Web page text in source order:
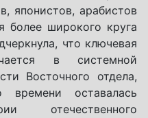
японистов, арабистов
широкого круга
что ключевая
в системной
Восточного отдела,
времени оставалась
отечественного